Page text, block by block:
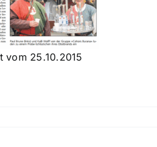
vom 25.10.2015